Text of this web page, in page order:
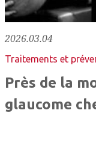
2026.03.04
Traitements et
Près de la
glaucome